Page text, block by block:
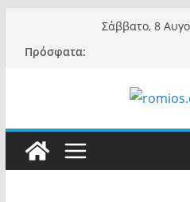
περιεχόμενο
Σάββατο, 8
Πρόσφατα: